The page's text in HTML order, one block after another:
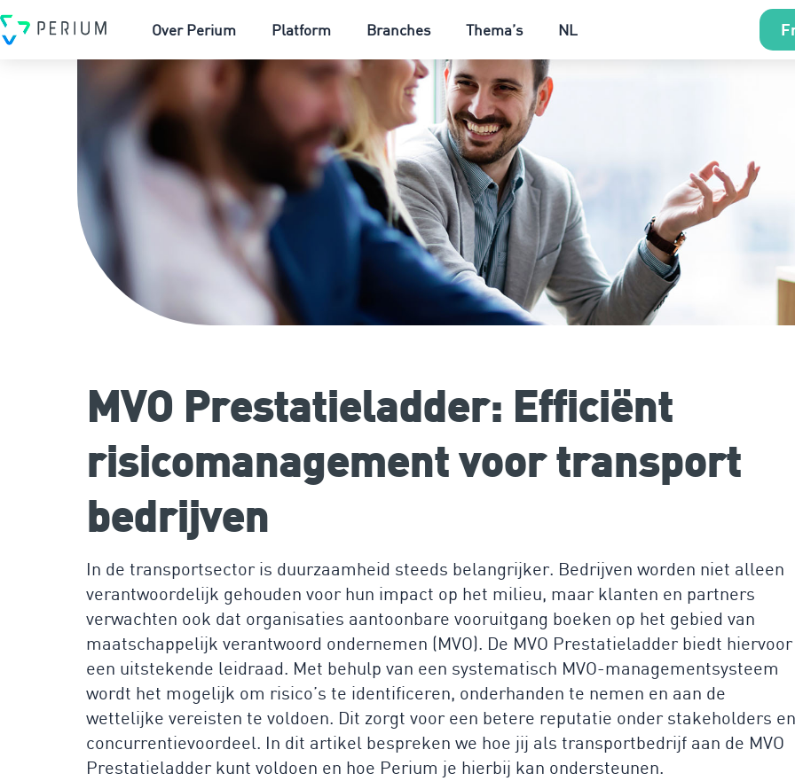
Over Perium Platform Branches Thema’s NL
MVO Prestatieladder: Efficiënt
risicomanagement voor transport
bedrijven
In de transportsector is duurzaamheid steeds belangrijker. Bedrijven worden niet alleen
verantwoordelijk gehouden voor hun impact op het milieu, maar klanten en partners
verwachten ook dat organisaties aantoonbare vooruitgang boeken op het gebied van
maatschappelijk verantwoord ondernemen (MVO). De MVO Prestatieladder biedt hiervoor
een uitstekende leidraad. Met behulp van een systematisch MVO-managementsysteem
wordt het mogelijk om risico’s te identificeren, onderhanden te nemen en aan de
wettelijke vereisten te voldoen. Dit zorgt voor een betere reputatie onder stakeholders en
concurrentievoordeel. In dit artikel bespreken we hoe jij als transportbedrijf aan de MVO
Prestatieladder kunt voldoen en hoe Perium je hierbij kan ondersteunen.